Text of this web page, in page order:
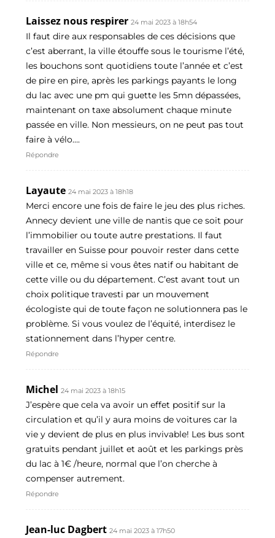
Laissez nous respirer 24 mai 2023 à 18h54
Il faut dire aux responsables de ces décisions que
c’est aberrant, la ville étouffe sous le tourisme l’été,
les bouchons sont quotidiens toute l’année et c’est
de pire en pire, après les parkings payants le long
du lac avec une pm qui guette les 5mn dépassées,
maintenant on taxe absolument chaque minute
passée en ville. Non messieurs, on ne peut pas tout
faire à vélo….
Répondre
Layaute 24 mai 2023 à 18h18
Merci encore une fois de faire le jeu des plus riches.
Annecy devient une ville de nantis que ce soit pour
l’immobilier ou toute autre prestations. Il faut
travailler en Suisse pour pouvoir rester dans cette
ville et ce, même si vous êtes natif ou habitant de
cette ville ou du département. C’est avant tout un
choix politique travesti par un mouvement
écologiste qui de toute façon ne solutionnera pas le
problème. Si vous voulez de l’équité, interdisez le
stationnement dans l’hyper centre.
Répondre
Michel 24 mai 2023 à 18h15
J’espère que cela va avoir un effet positif sur la
circulation et qu’il y aura moins de voitures car la
vie y devient de plus en plus invivable! Les bus sont
gratuits pendant juillet et août et les parkings près
du lac à 1€ /heure, normal que l’on cherche à
compenser autrement.
Répondre
Jean-luc Dagbert 24 mai 2023 à 17h50